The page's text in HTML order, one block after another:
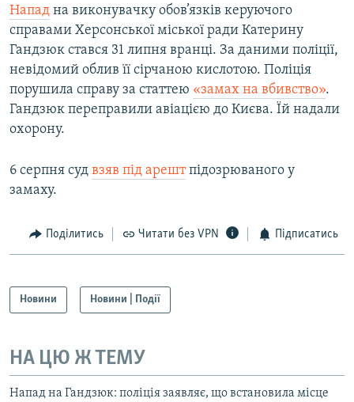
Напад на виконувачку обов’язків керуючого
справами Херсонської міської ради Катерину
Гандзюк стався 31 липня вранці. За даними поліції,
невідомий облив її сірчаною кислотою. Поліція
порушила справу за статтею «замах на вбивство».
Гандзюк переправили авіацією до Києва. Їй надали
охорону.
6 серпня суд взяв під арештпідозрюваного у
замаху.
Поділитись Читати без VPN Підписатись
Новини Новини | Події
НА ЦЮ Ж ТЕМУ
Напад на Гандзюк: поліція заявляє, що встановила місце